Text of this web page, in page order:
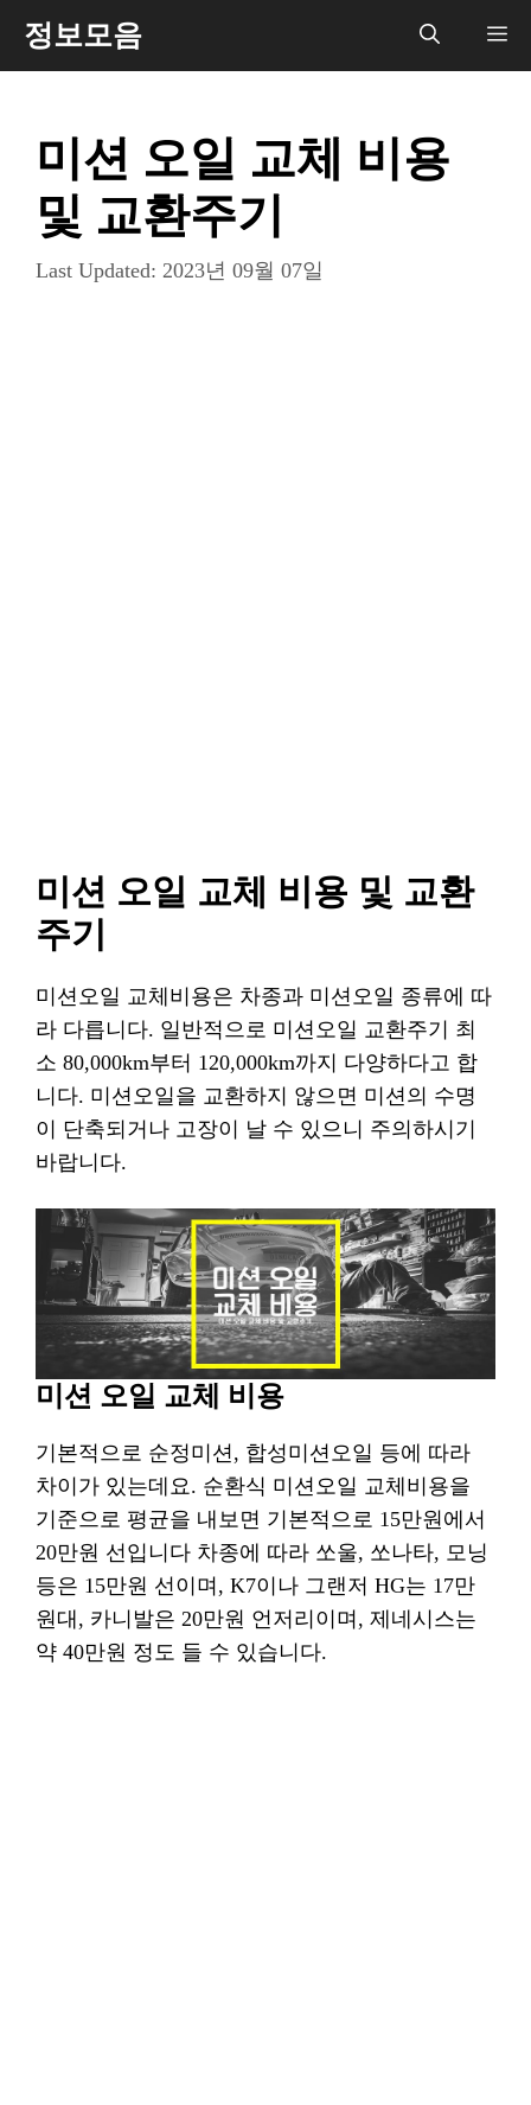
정보모음 메
미션 오일 교체 비용
및 교환주기
Last Updated: 2023년 09월 07일
미션 오일 교체 비용 및 교환
주기
미션오일 교체비용은 차종과 미션오일 종류에 따
라 다릅니다. 일반적으로 미션오일 교환주기 최
소 80,000km부터 120,000km까지 다양하다고 합
니다. 미션오일을 교환하지 않으면 미션의 수명
이 단축되거나 고장이 날 수 있으니 주의하시기
바랍니다.
미션 오일 교체 비용
기본적으로 순정미션, 합성미션오일 등에 따라
차이가 있는데요. 순환식 미션오일 교체비용을
기준으로 평균을 내보면 기본적으로 15만원에서
20만원 선입니다 차종에 따라 쏘울, 쏘나타, 모닝
등은 15만원 선이며, K7이나 그랜저 HG는 17만
원대, 카니발은 20만원 언저리이며, 제네시스는
약 40만원 정도 들 수 있습니다.